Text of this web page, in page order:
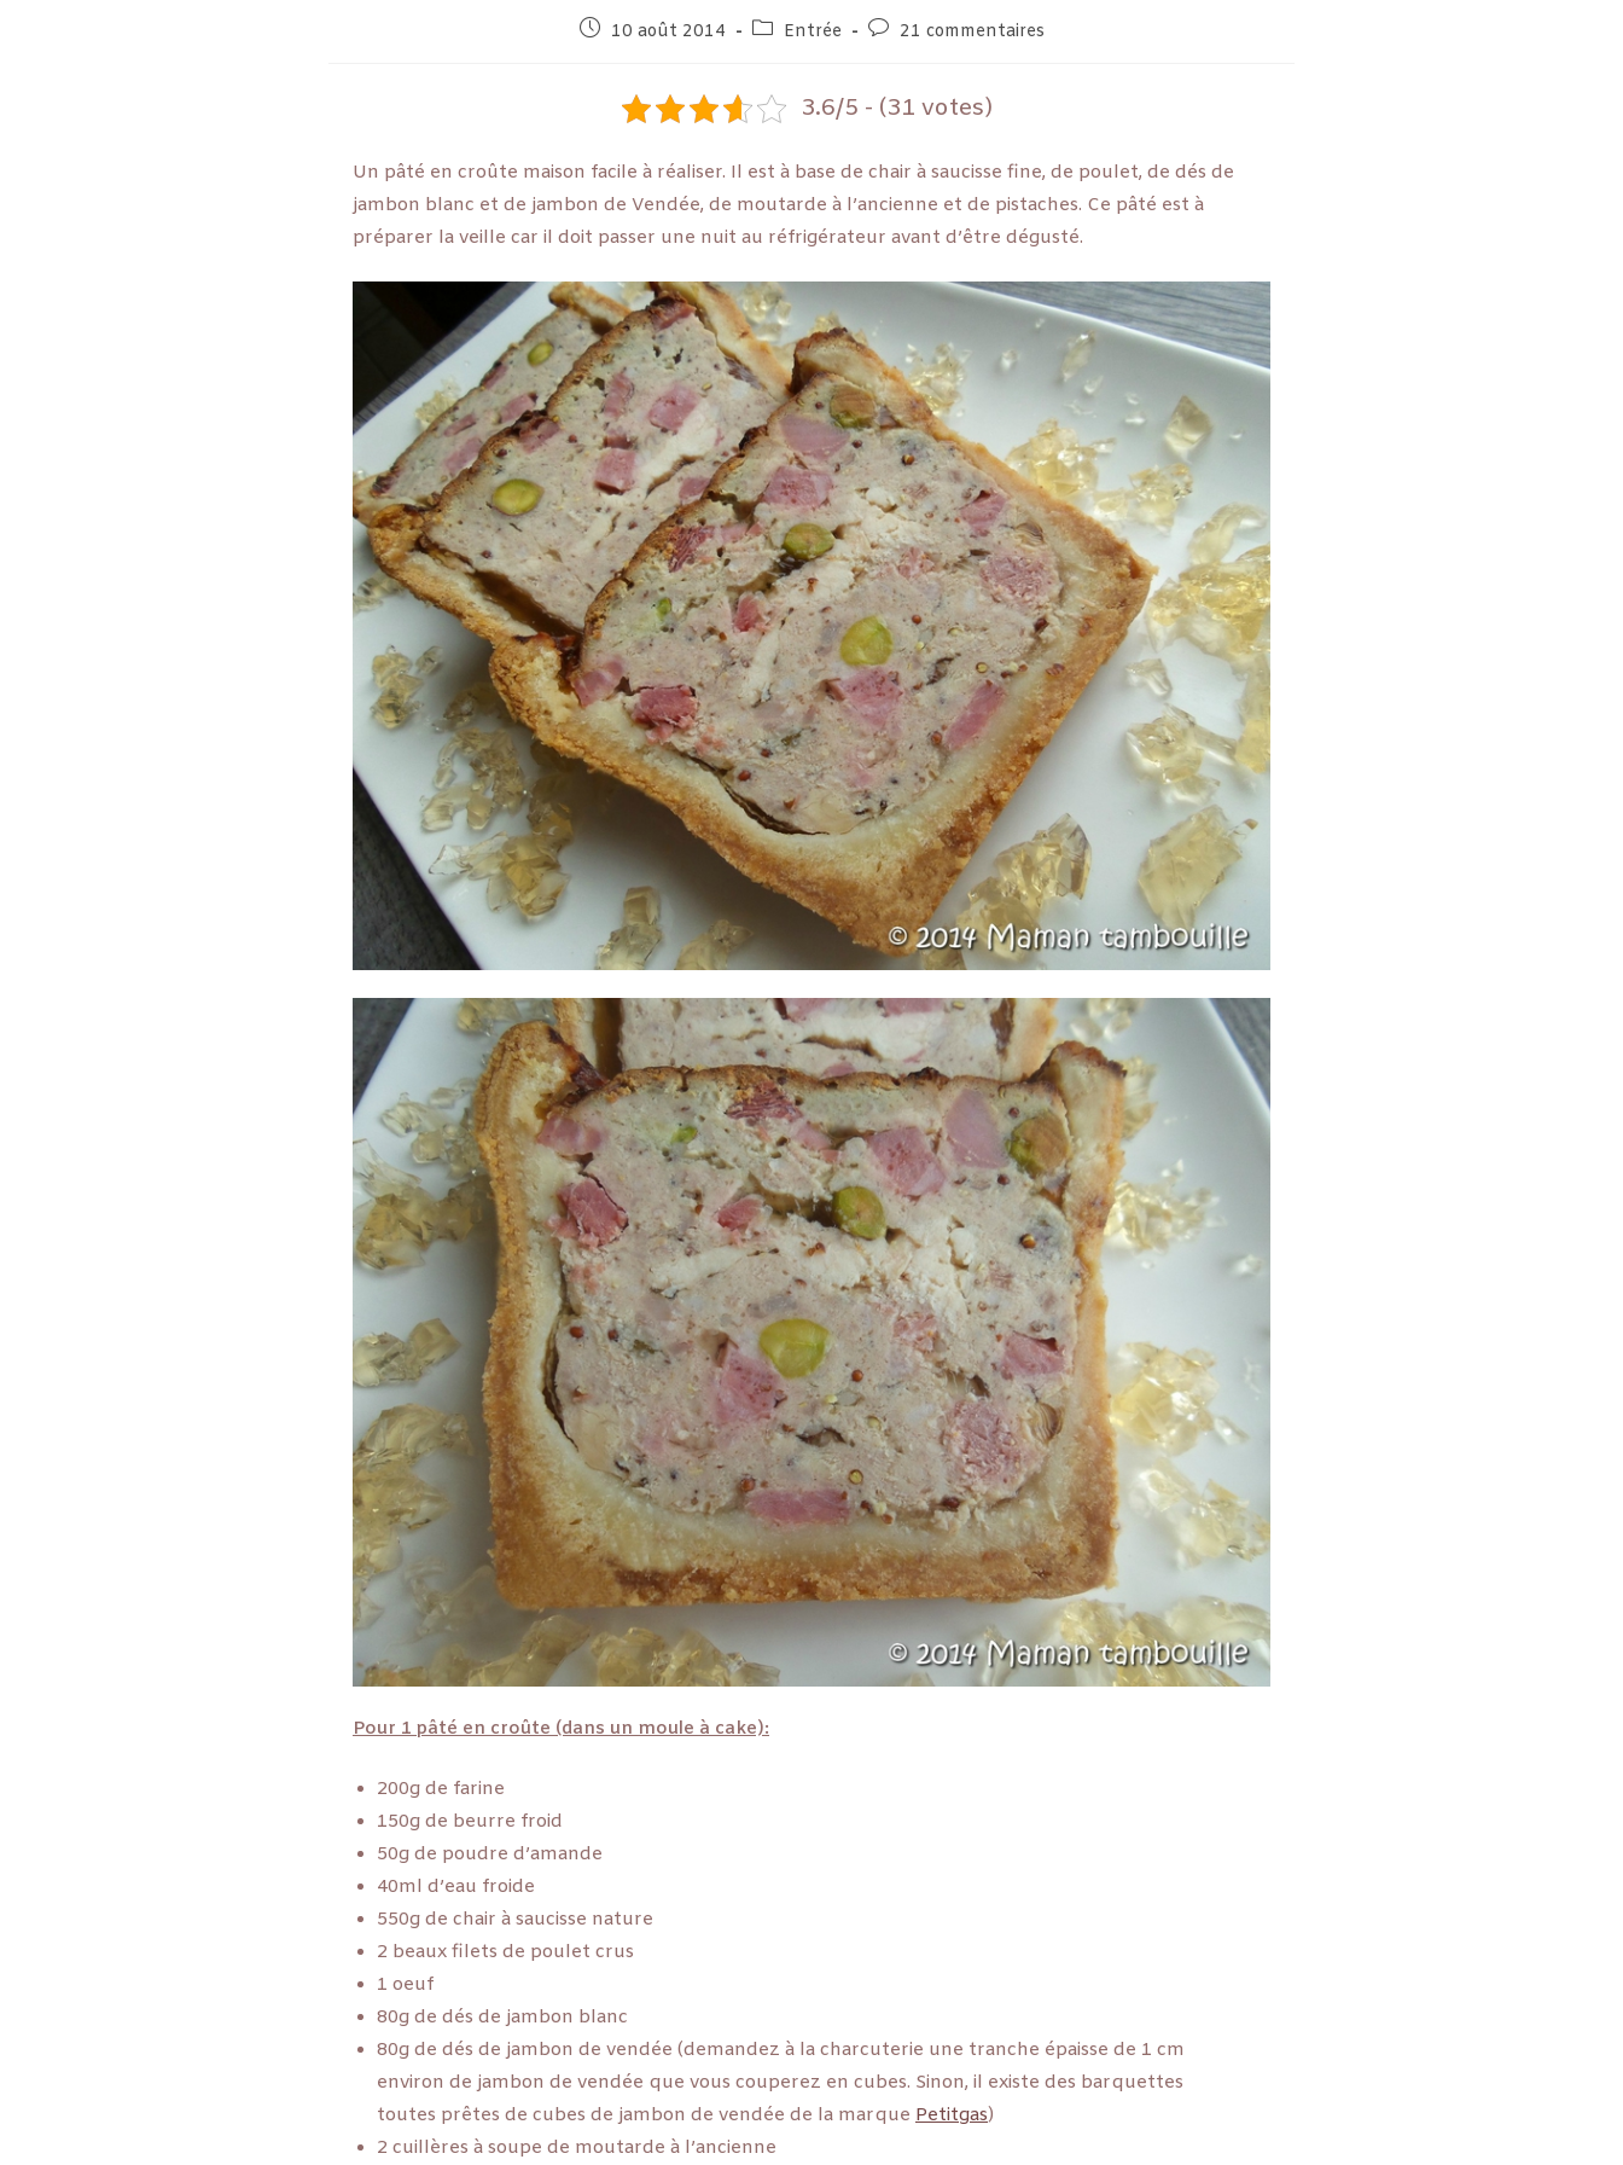
10 août 2014 Entrée 21 commentaires
3.6/5 - (31 votes)
Un pâté en croûte maison facile à réaliser. Il est à base de chair à saucisse fine, de poulet, de dés de
jambon blanc et de jambon de Vendée, de moutarde à l’ancienne et de pistaches. Ce pâté est à
préparer la veille car il doit passer une nuit au réfrigérateur avant d’être dégusté.
Pour 1 pâté en croûte (dans un moule à cake):
200g de farine
150g de beurre froid
50g de poudre d’amande
40ml d’eau froide
550g de chair à saucisse nature
2 beaux filets de poulet crus
1 oeuf
80g de dés de jambon blanc
80g de dés de jambon de vendée (demandez à la charcuterie une tranche épaisse de 1 cm
environ de jambon de vendée que vous couperez en cubes. Sinon, il existe des barquettes
toutes prêtes de cubes de jambon de vendée de la marque Petitgas)
2 cuillères à soupe de moutarde à l’ancienne